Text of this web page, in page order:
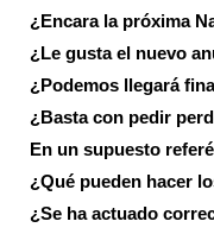
¿Encara la próxima
¿Le gusta el nuevo
¿Podemos llegará
¿Basta con pedir
En un supuesto
¿Qué pueden hacer
¿Se ha actuado